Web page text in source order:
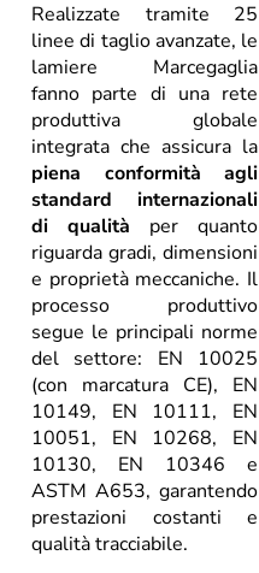
Realizzate tramite 25
linee di taglio avanzate, le
lamiere Marcegaglia
fanno parte di una rete
produttiva globale
integrata che assicura la
piena conformità agli
standard internazionali
di qualità per quanto
riguarda gradi, dimensioni
e proprietà meccaniche. Il
processo produttivo
segue le principali norme
del settore: EN 10025
(con marcatura CE), EN
10149, EN 10111, EN
10051, EN 10268, EN
10130, EN 10346 e
ASTM A653, garantendo
prestazioni costanti e
qualità tracciabile.